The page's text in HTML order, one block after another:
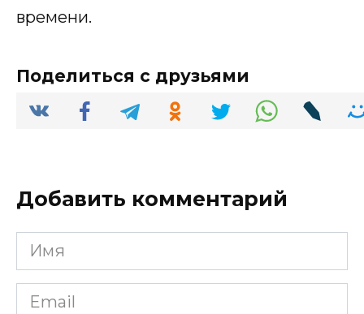
времени.
Поделиться с друзьями
Добавить комментарий
Имя
*
Email